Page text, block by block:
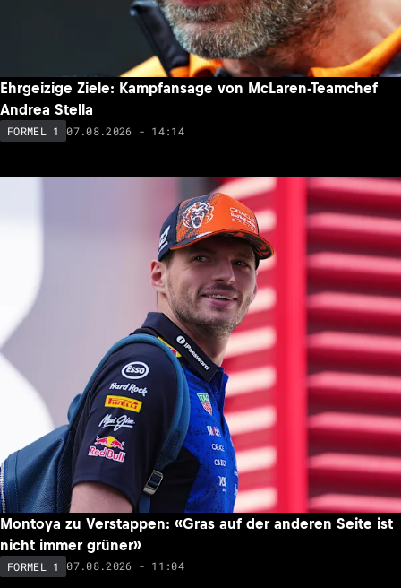
Ehrgeizige Ziele: Kampfansage von McLaren-Teamchef
Andrea Stella
FORMEL 1 07.08.2026 - 14:14
Montoya zu Verstappen: «Gras auf der anderen Seite ist
nicht immer grüner»
FORMEL 1 07.08.2026 - 11:04